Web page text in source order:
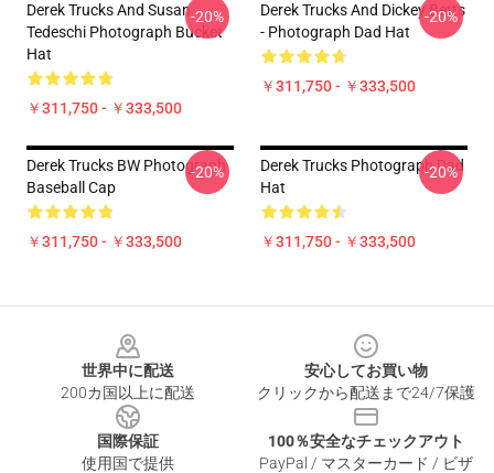
Derek Trucks And Susan
Tedeschi Photograph Bucket
Hat
￥311,750 - ￥333,500
-20%
Derek Trucks And Dickey Betts
- Photograph Dad Hat
￥311,750 - ￥333,500
-20%
Derek Trucks BW Photograph
Baseball Cap
￥311,750 - ￥333,500
-20%
Derek Trucks Photograph Dad
Hat
￥311,750 - ￥333,500
-20%
世界中に配送
200カ国以上に配送
安心してお買い物
クリックから配送まで24/7保護
国際保証
使用国で提供
100％安全なチェックアウト
PayPal / マスターカード / ビザ